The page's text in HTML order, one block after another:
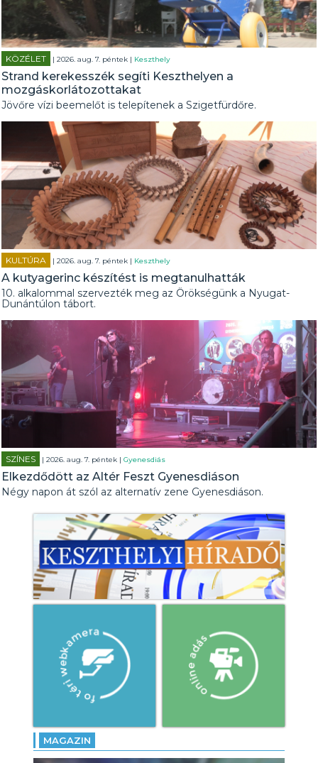
KÖZÉLET | 2026. aug. 7. péntek | Keszthely
Strand kerekesszék segíti Keszthelyen a
mozgáskorlátozottakat
Jövőre vízi beemelőt is telepítenek a Szigetfürdőre.
KULTÚRA | 2026. aug. 7. péntek | Keszthely
A kutyagerinc készítést is megtanulhatták
10. alkalommal szervezték meg az Örökségünk a Nyugat-
Dunántúlon tábort.
SZÍNES | 2026. aug. 7. péntek |Gyenesdiás
Elkezdődött az Altér Feszt Gyenesdiáson
Négy napon át szól az alternatív zene Gyenesdiáson.
MAGAZIN